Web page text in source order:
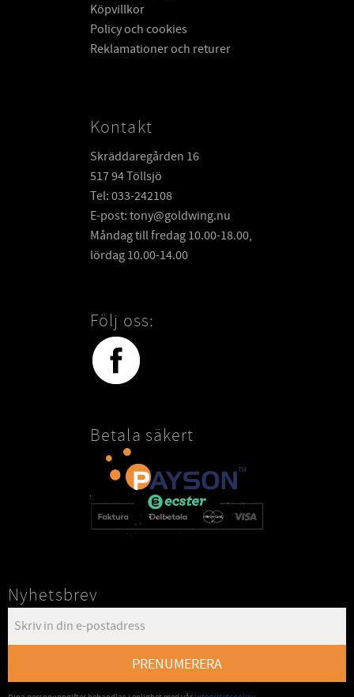
Köpvillkor
Policy och cookies
Reklamationer och returer
Kontakt
Skräddaregården 16
517 94 Töllsjö
Tel: 033-242108
E-post: tony@goldwing.nu
Måndag till fredag 10.00-18.00,
lördag 10.00-14.00
Följ oss:
Betala säkert
Nyhetsbrev
PRENUMERERA